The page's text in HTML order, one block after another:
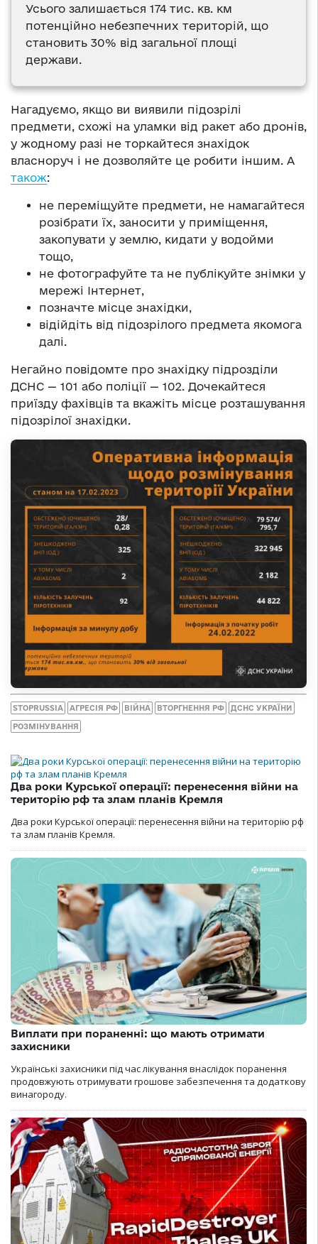
Усього залишається 174 тис. кв. км
потенційно небезпечних територій, що
становить 30% від загальної площі
держави.
Нагадуємо, якщо ви виявили підозрілі
предмети, схожі на уламки від ракет або дронів,
у жодному разі не торкайтеся знахідок
власноруч і не дозволяйте це робити іншим. А
також:
не переміщуйте предмети, не намагайтеся
розібрати їх, заносити у приміщення,
закопувати у землю, кидати у водойми
тощо,
не фотографуйте та не публікуйте знімки у
мережі Інтернет,
позначте місце знахідки,
відійдіть від підозрілого предмета якомога
далі.
Негайно повідомте про знахідку підрозділи
ДСНС — 101 або поліції — 102. Дочекайтеся
приїзду фахівців та вкажіть місце розташування
підозрілої знахідки.
STOPRUSSIA АГРЕСІЯ РФ ВІЙНА ВТОРГНЕННЯ РФ ДСНС УКРАЇНИ
РОЗМІНУВАННЯ
Два роки Курської операції: перенесення війни на
територію рф та злам планів Кремля
Два роки Курської операції: перенесення війни на територію рф
та злам планів Кремля.
Виплати при пораненні: що мають отримати
захисники
Українські захисники під час лікування внаслідок поранення
продовжують отримувати грошове забезпечення та додаткову
винагороду.